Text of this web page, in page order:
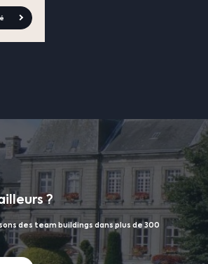
?
des team buildings dans plus de 300